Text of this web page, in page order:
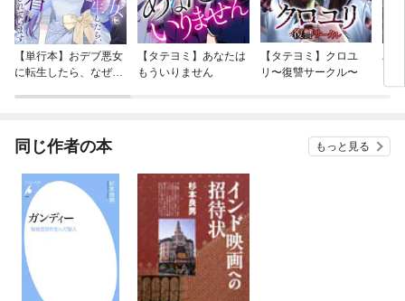
【単行本】おデブ悪女
に転生したら、なぜか
【タテヨミ】あなたは
もういりません
【タテヨミ】クロユ
リ〜復讐サークル〜
バ
今
同じ作者の本 もっと見る